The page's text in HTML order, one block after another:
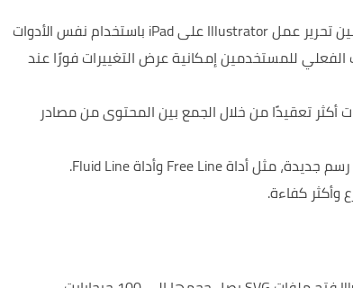
يمكن للمستخدمين تحرير عمل Illustrator على iPad باستخدام نفس الأدوات
الفعلي للمستخدمين إمكانية عرض التغييرات فورًا عند
تعقيدًا من خلال الجمع بين المحتوى من مصادر